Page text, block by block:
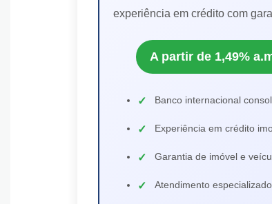
experiência em crédito com
A partir de 1,49%
Banco internacional
Experiência em crédito
Garantia de imóvel e
Atendimento especializado